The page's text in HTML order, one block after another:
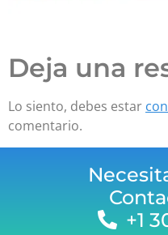
Deja una
Lo siento, debes estar
comentario.
+1